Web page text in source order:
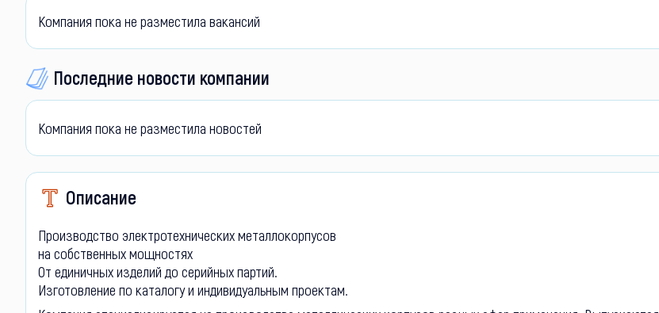
Компания пока не разместила вакансий
Последние новости компании
Компания пока не разместила новостей
Описание
Производство электротехнических металлокорпусов
на собственных мощностях
От единичных изделий до серийных партий.
Изготовление по каталогу и индивидуальным проектам.